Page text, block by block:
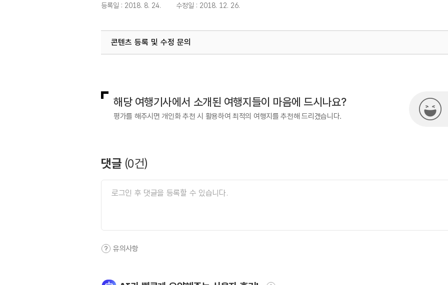
등록일 : 2018. 8. 24. 수정일 : 2018. 12. 26.
콘텐츠 등록 및 수정 문의
해당 여행기사에서 소개된 여행지들이 마음에 드시나요?
평가를 해주시면 개인화 추천 시 활용하여 최적의 여행지를 추천해 드리겠습니다.
댓글 (0건)
유의사항